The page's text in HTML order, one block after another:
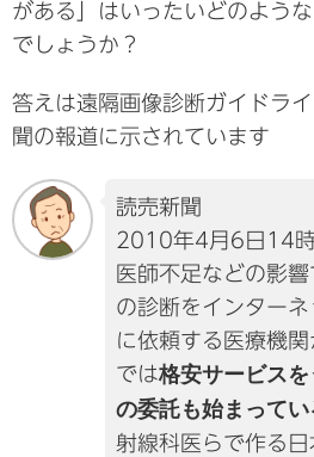
がある」はいったいどのよう
でしょうか？
答えは遠隔画像診断ガイドラ
聞の報道に示されています
読売新聞
2010年4月6日14
医師不足などの影
の診断をインター
に依頼する医療機
では格安サービス
の委託も始まってい
射線科医らで作る